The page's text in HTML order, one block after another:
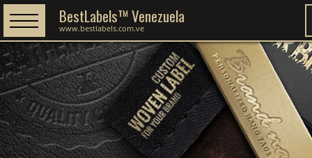
BestLabels™ Venezuela
www.bestlabels.com.ve